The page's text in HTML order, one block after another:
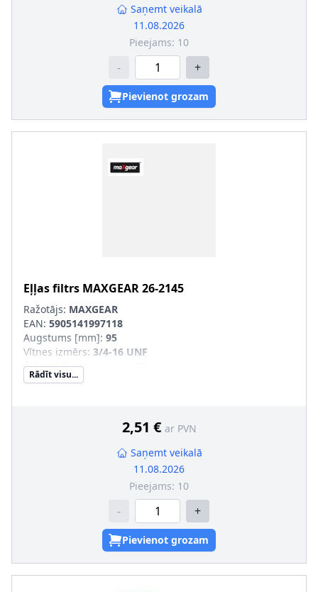
Saņemt veikalā
11.08.2026
Pieejams: 10
- +
Pievienot grozam
Eļļas filtrs MAXGEAR26-2145
Ražotājs: MAXGEAR
EAN: 5905141997118
Augstums [mm]: 95
Vītnes izmērs: 3/4-16 UNF
Ārējais diametrs [mm]
Filtra izpildījums
Blīvgredzena ārējais diametrs
71
Rādīt visu...
2,51 € ar PVN
Saņemt veikalā
11.08.2026
Pieejams: 10
- +
Pievienot grozam